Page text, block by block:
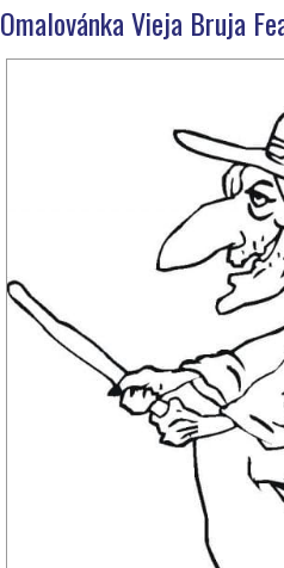
Omalovánka Vieja Bruja